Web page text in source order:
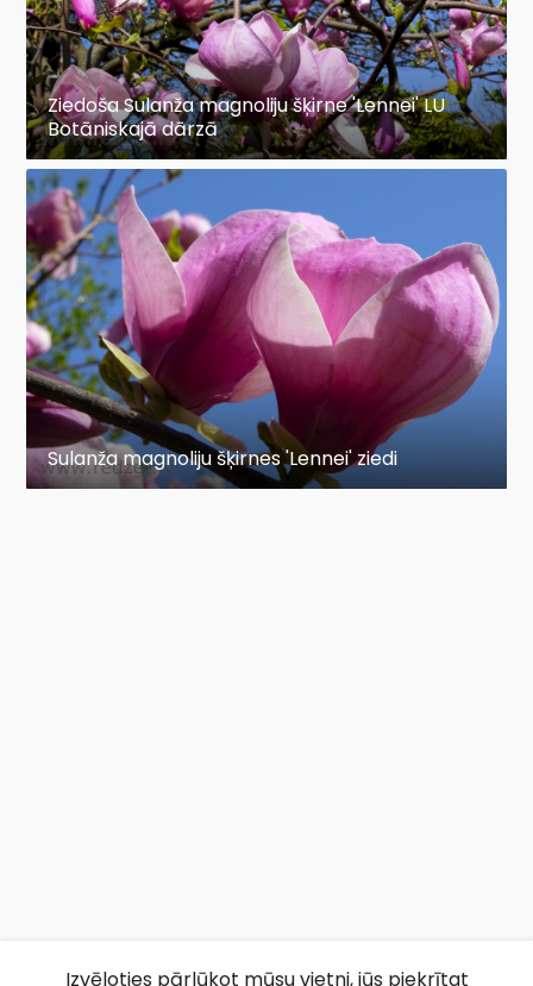
Ziedoša Sulanža magnoliju šķirne 'Lennei' LU
Botāniskajā dārzā
Sulanža magnoliju šķirnes 'Lennei' ziedi
Izvēloties pārlūkot mūsu vietni, jūs piekrītat